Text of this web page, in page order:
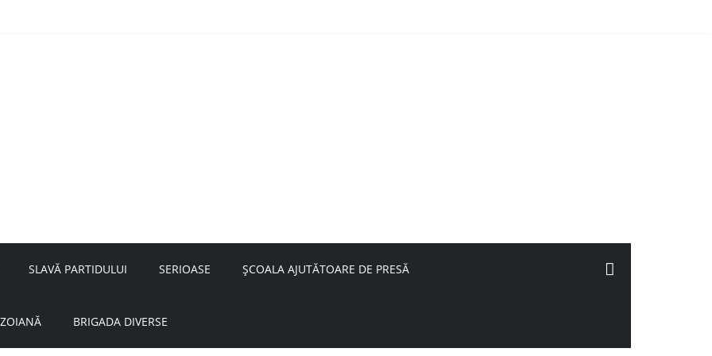
SLAVĂ PARTIDULUI SERIOASE ȘCOALA AJUTĂTOARE DE PRESĂ
BRIGADA DIVERSE